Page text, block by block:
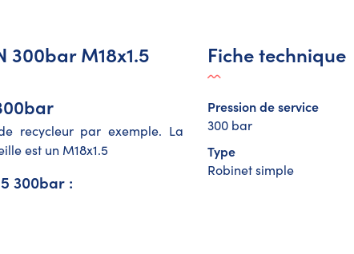
300bar M18x1.5
recycleur par exemple. La
est un M18x1.5
300bar :
Fiche technique
Pression de service
300 bar
Type
Robinet simple